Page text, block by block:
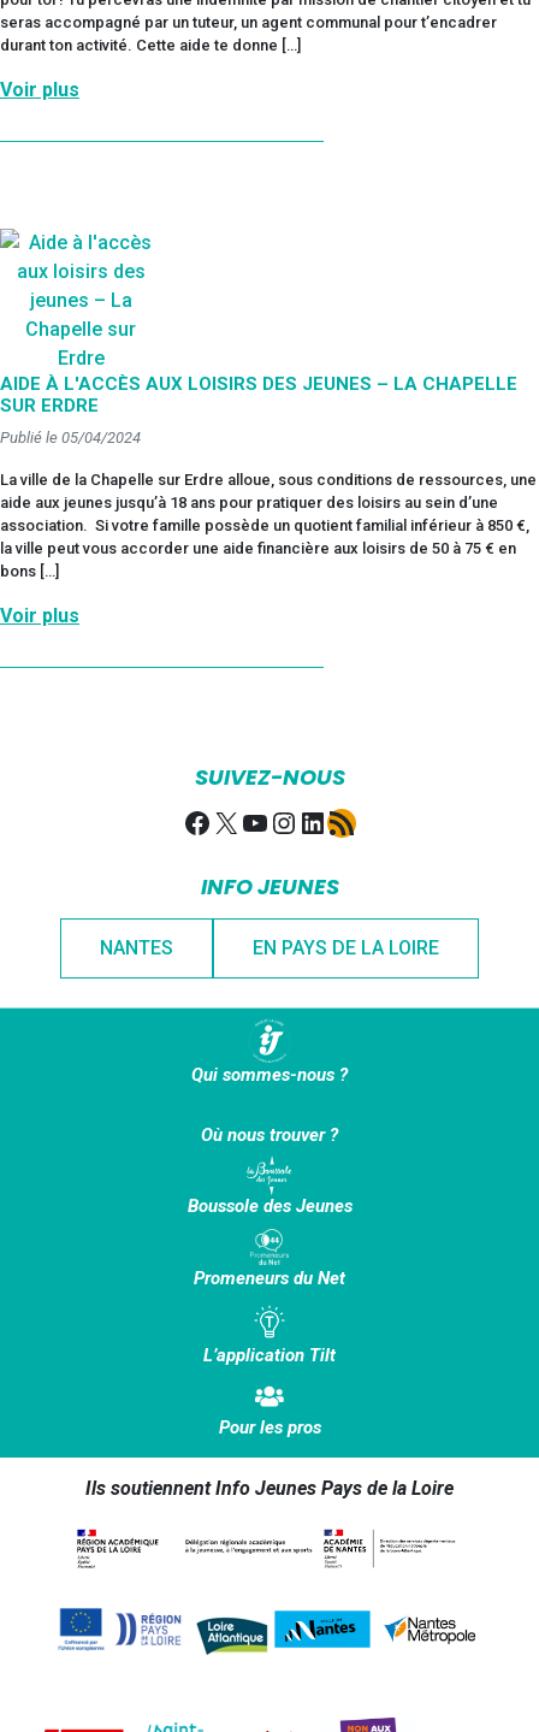
seras accompagné par un tuteur, un agent communal pour t’encadrer
durant ton activité. Cette aide te donne […]
Voir plus
AIDE À L'ACCÈS AUX LOISIRS DES JEUNES – LA CHAPELLE
SUR ERDRE
Publié le 05/04/2024
La ville de la Chapelle sur Erdre alloue, sous conditions de ressources, une
aide aux jeunes jusqu’à 18 ans pour pratiquer des loisirs au sein d’une
association. Si votre famille possède un quotient familial inférieur à 850 €,
la ville peut vous accorder une aide financière aux loisirs de 50 à 75 € en
bons […]
Voir plus
SUIVEZ-NOUS
Facebook
X YouTube
Instagram
LinkedIn
Flux RSS
INFO JEUNES
NANTES EN PAYS DE LA LOIRE
Qui sommes-nous ?
Où nous trouver ?
Boussole des Jeunes
Promeneurs du Net
L’application Tilt
Pour les pros
Ils soutiennent Info Jeunes Pays de la Loire